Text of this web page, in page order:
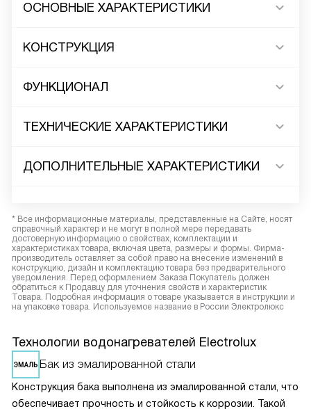
ОСНОВНЫЕ ХАРАКТЕРИСТИКИ
КОНСТРУКЦИЯ
ФУНКЦИОНАЛ
ТЕХНИЧЕСКИЕ ХАРАКТЕРИСТИКИ
ДОПОЛНИТЕЛЬНЫЕ ХАРАКТЕРИСТИКИ
* Все информационные материалы, представленные на Сайте, носят
справочный характер и не могут в полной мере передавать
достоверную информацию о свойствах, комплектации и
характеристиках товара, включая цвета, размеры и формы. Фирма-
производитель оставляет за собой право на внесение изменений в
конструкцию, дизайн и комплектацию товара без предварительного
уведомления. Перед оформлением Заказа Покупатель должен
обратиться к Продавцу для уточнения свойств и характеристик
Товара. Подробная информация о товаре указывается в инструкции и
на упаковке товара. Используемое название в России Электролюкс
Технологии водонагревателей Electrolux
Бак из эмалированной стали
Конструкция бака выполнена из эмалированной стали, что
обеспечивает прочность и стойкость к коррозии. Такой